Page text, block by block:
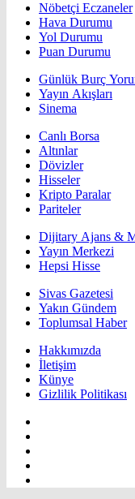
Nöbetçi Eczaneler
Hava Durumu
Yol Durumu
Puan Durumu
Günlük Burç
Yayın Akışları
Sinema
Canlı Borsa
Altınlar
Dövizler
Hisseler
Kripto Paralar
Pariteler
Dijitary Ajans &
Yayın Merkezi
Hepsi Hisse
Sivas Gazetesi
Yakın Gündem
Toplumsal Haber
Hakkımızda
İletişim
Künye
Gizlilik Politikası